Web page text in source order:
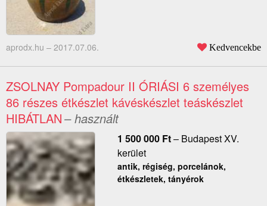
aprodx.hu – 2017.07.06. Kedvencekbe
ZSOLNAY Pompadour II ÓRIÁSI 6 személyes
86 részes étkészlet kávéskészlet teáskészlet
HIBÁTLAN– használt
1 500 000 Ft– Budapest XV.
kerület
antik, régiség, porcelánok,
étkészletek, tányérok